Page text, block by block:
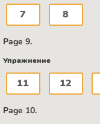
7 8
Page 9.
Упражнение
11 12
Page 10.